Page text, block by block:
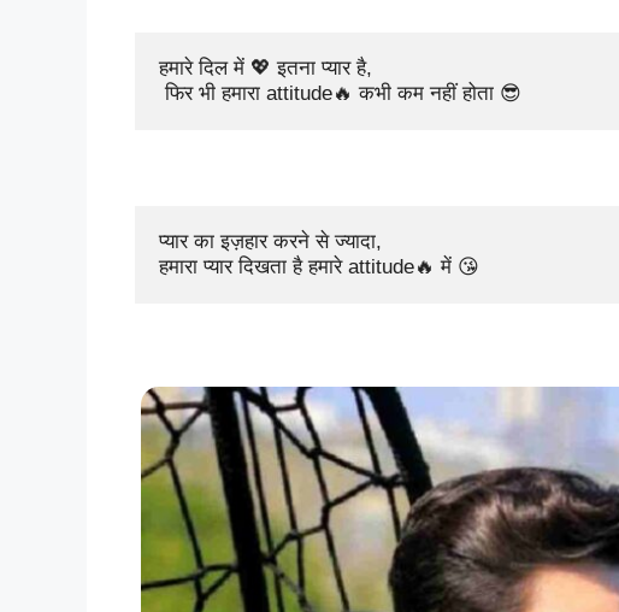
हमारे दिल में 💖 इतना प्यार है,
फिर भी हमारा attitude🔥 कभी कम नहीं होता 😎
प्यार का इज़हार करने से ज्यादा,
हमारा प्यार दिखता है हमारे attitude🔥 में 😘